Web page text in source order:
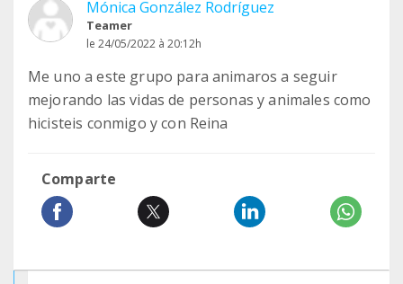
Mónica González Rodríguez
Teamer
le 24/05/2022 à 20:12h
Me uno a este grupo para animaros a seguir
mejorando las vidas de personas y animales como
hicisteis conmigo y con Reina
Comparte